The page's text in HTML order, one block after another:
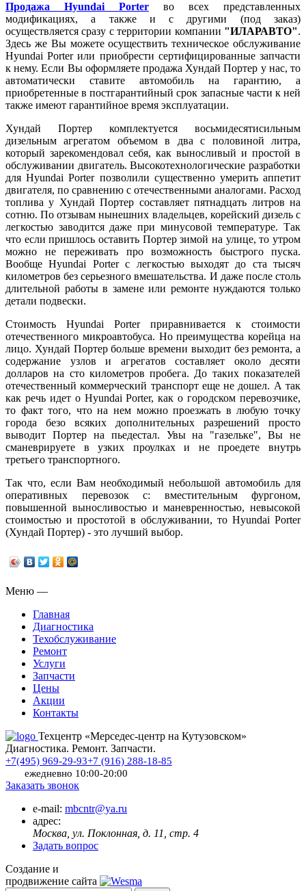
Продажа Hyundai Porter во всех представленных
модификациях, а также и с другими (под заказ)
осуществляется сразу с территории компании "ИЛАРАВТО".
Здесь же Вы можете осуществить техническое обслуживание
Hyundai Porter или приобрести сертифицированные запчасти
к нему. Если Вы оформляете продажа Хундай Портер у нас, то
автоматически ставите автомобиль на гарантию, а
приобретенные в постгарантийный срок запасные части к ней
также имеют гарантийное время эксплуатации.
Хундай Портер комплектуется восьмидесятисильным
дизельным агрегатом объемом в два с половиной литра,
который зарекомендовал себя, как выносливый и простой в
обслуживании двигатель. Высокотехнологические разработки
для Hyundai Porter позволили существенно умерить аппетит
двигателя, по сравнению с отечественными аналогами. Расход
топлива у Хундай Портер составляет пятнадцать литров на
сотню. По отзывам нынешних владельцев, корейский дизель с
легкостью заводится даже при минусовой температуре. Так
что если пришлось оставить Портер зимой на улице, то утром
можно не переживать про возможность быстрого пуска.
Вообще Hyundai Porter с легкостью выходят до ста тысяч
километров без серьезного вмешательства. И даже после столь
длительной работы в замене или ремонте нуждаются только
детали подвески.
Стоимость Hyundai Porter приравнивается к стоимости
отечественного микроавтобуса. Но преимущества корейца на
лицо. Хундай Портер больше времени выходит без ремонта, а
содержание узлов и агрегатов составляет около десяти
долларов на сто километров пробега. До таких показателей
отечественный коммерческий транспорт еще не дошел. А так
как речь идет о Hyundai Porter, как о городском перевозчике,
то факт того, что на нем можно проезжать в любую точку
города безо всяких дополнительных разрешений просто
выводит Портер на пьедестал. Увы на "газельке", Вы не
сманеврируете в узких проулках и не проедете внутрь
третьего транспортного.
Так что, если Вам необходимый небольшой автомобиль для
оперативных перевозок с: вместительным фургоном,
повышенной выносливостью и маневренностью, невысокой
стоимостью и простотой в обслуживании, то Hyundai Porter
(Хундай Портер) - это лучший выбор.
Меню —
Главная
Диагностика
Техобслуживание
Ремонт
Услуги
Запчасти
Цены
Акции
Контакты
Техцентр «Мерседес-центр на Кутузовском»
Диагностика. Ремонт. Запчасти.
+7(495) 969-29-93+7 (916) 288-18-85
ежедневно 10:00-20:00
Заказать звонок
e-mail: mbcntr@ya.ru
адрес:
Москва, ул. Поклонная, д. 11, стр. 4
Задать вопрос
Создание и
продвижение сайта